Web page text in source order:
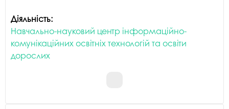
Діяльність:
Навчально-науковий центр інформаційно-
комунікаційних освітніх технологій та освіти
дорослих